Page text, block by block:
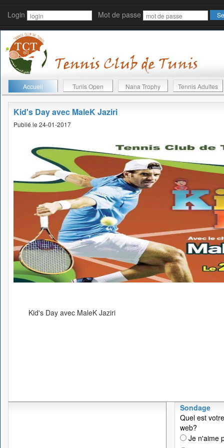
Login Mot de passe
Accueil Tunis Open Nana Trophy Tennis Adultes
Kid's Day avec MaleK Jaziri
Publié le 24-01-2017
Kid's Day avec MaleK Jaziri
Sondage
Quel est
web?
Je n'aime